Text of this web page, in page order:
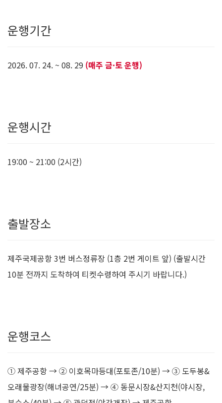
운행기간
2026. 07. 24. ~ 08. 29 (매주 금·토 운행)
운행시간
19:00 ~ 21:00 (2시간)
출발장소
제주국제공항 3번 버스정류장 (1층 2번 게이트 앞) (출발시간
10분 전까지 도착하여 티켓수령하여 주시기 바랍니다.)
운행코스
① 제주공항 → ② 이호목마등대(포토존/10분) → ③ 도두봉&
오래물광장(해녀공연/25분) → ④ 동문시장&산지천(야시장,